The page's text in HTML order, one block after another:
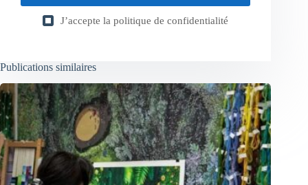
J’accepte la politique de confidentialité
Publications similaires